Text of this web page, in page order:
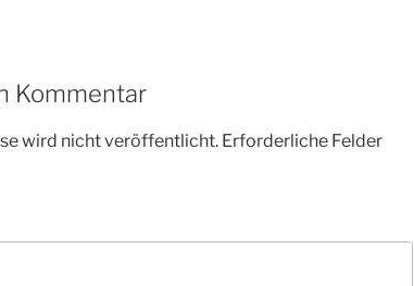
Kommentar
wird nicht veröffentlicht. Erforderliche Felder